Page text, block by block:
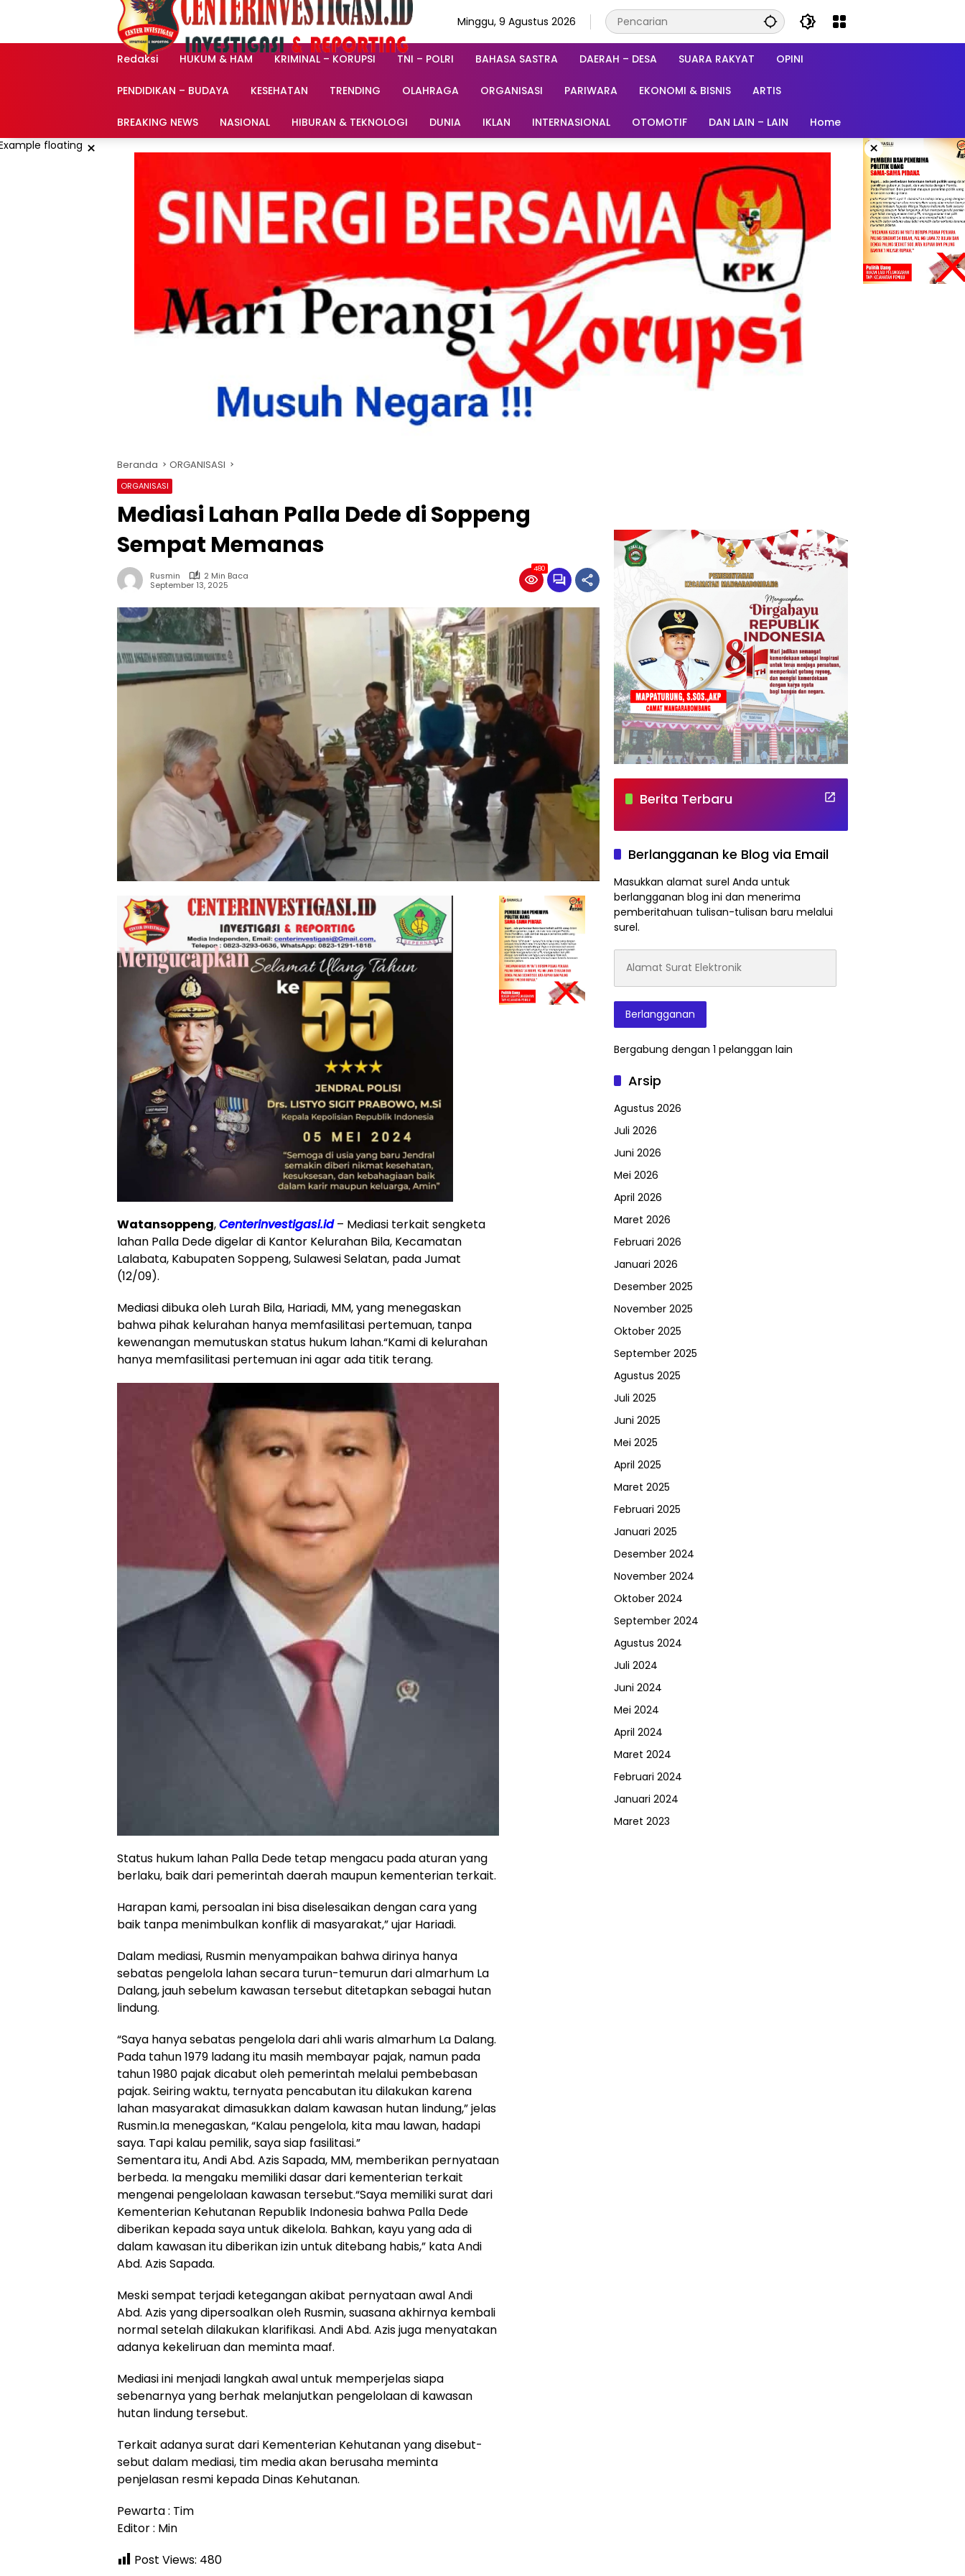
Minggu, 9 Agustus 2026
Redaksi HUKUM & HAM KRIMINAL – KORUPSI TNI – POLRI BAHASA SASTRA DAERAH – DESA SUARA RAKYAT OPINI
PENDIDIKAN – BUDAYA KESEHATAN TRENDING OLAHRAGA ORGANISASI PARIWARA EKONOMI & BISNIS ARTIS
BREAKING NEWS NASIONAL HIBURAN & TEKNOLOGI DUNIA IKLAN INTERNASIONAL OTOMOTIF DAN LAIN – LAIN Home
× ×
Beranda ORGANISASI
ORGANISASI
Mediasi Lahan Palla Dede di Soppeng
Sempat Memanas
Rusmin
2 Min Baca
September 13, 2025
480
Watansoppeng,Centerinvestigasi.id– Mediasi terkait sengketa
lahan Palla Dede digelar di Kantor Kelurahan Bila, Kecamatan
Lalabata, Kabupaten Soppeng, Sulawesi Selatan, pada Jumat
(12/09).
Mediasi dibuka oleh Lurah Bila, Hariadi, MM, yang menegaskan
bahwa pihak kelurahan hanya memfasilitasi pertemuan, tanpa
kewenangan memutuskan status hukum lahan.“Kami di kelurahan
hanya memfasilitasi pertemuan ini agar ada titik terang.
Status hukum lahan Palla Dede tetap mengacu pada aturan yang
berlaku, baik dari pemerintah daerah maupun kementerian terkait.
Harapan kami, persoalan ini bisa diselesaikan dengan cara yang
baik tanpa menimbulkan konflik di masyarakat,” ujar Hariadi.
Dalam mediasi, Rusmin menyampaikan bahwa dirinya hanya
sebatas pengelola lahan secara turun-temurun dari almarhum La
Dalang, jauh sebelum kawasan tersebut ditetapkan sebagai hutan
lindung.
“Saya hanya sebatas pengelola dari ahli waris almarhum La Dalang.
Pada tahun 1979 ladang itu masih membayar pajak, namun pada
tahun 1980 pajak dicabut oleh pemerintah melalui pembebasan
pajak. Seiring waktu, ternyata pencabutan itu dilakukan karena
lahan masyarakat dimasukkan dalam kawasan hutan lindung,” jelas
Rusmin.Ia menegaskan, “Kalau pengelola, kita mau lawan, hadapi
saya. Tapi kalau pemilik, saya siap fasilitasi.”
Sementara itu, Andi Abd. Azis Sapada, MM, memberikan pernyataan
berbeda. Ia mengaku memiliki dasar dari kementerian terkait
mengenai pengelolaan kawasan tersebut.“Saya memiliki surat dari
Kementerian Kehutanan Republik Indonesia bahwa Palla Dede
diberikan kepada saya untuk dikelola. Bahkan, kayu yang ada di
dalam kawasan itu diberikan izin untuk ditebang habis,” kata Andi
Abd. Azis Sapada.
Meski sempat terjadi ketegangan akibat pernyataan awal Andi
Abd. Azis yang dipersoalkan oleh Rusmin, suasana akhirnya kembali
normal setelah dilakukan klarifikasi. Andi Abd. Azis juga menyatakan
adanya kekeliruan dan meminta maaf.
Mediasi ini menjadi langkah awal untuk memperjelas siapa
sebenarnya yang berhak melanjutkan pengelolaan di kawasan
hutan lindung tersebut.
Terkait adanya surat dari Kementerian Kehutanan yang disebut-
sebut dalam mediasi, tim media akan berusaha meminta
penjelasan resmi kepada Dinas Kehutanan.
Pewarta : Tim
Editor : Min
Post Views: 480
Berita Terbaru
Berlangganan ke Blog via Email
Masukkan alamat surel Anda untuk
berlangganan blog ini dan menerima
pemberitahuan tulisan-tulisan baru melalui
surel.
Surat
Elektronik
Berlangganan
Bergabung dengan 1 pelanggan lain
Arsip
Agustus 2026
Juli 2026
Juni 2026
Mei 2026
April 2026
Maret 2026
Februari 2026
Januari 2026
Desember 2025
November 2025
Oktober 2025
September 2025
Agustus 2025
Juli 2025
Juni 2025
Mei 2025
April 2025
Maret 2025
Februari 2025
Januari 2025
Desember 2024
November 2024
Oktober 2024
September 2024
Agustus 2024
Juli 2024
Juni 2024
Mei 2024
April 2024
Maret 2024
Februari 2024
Januari 2024
Maret 2023